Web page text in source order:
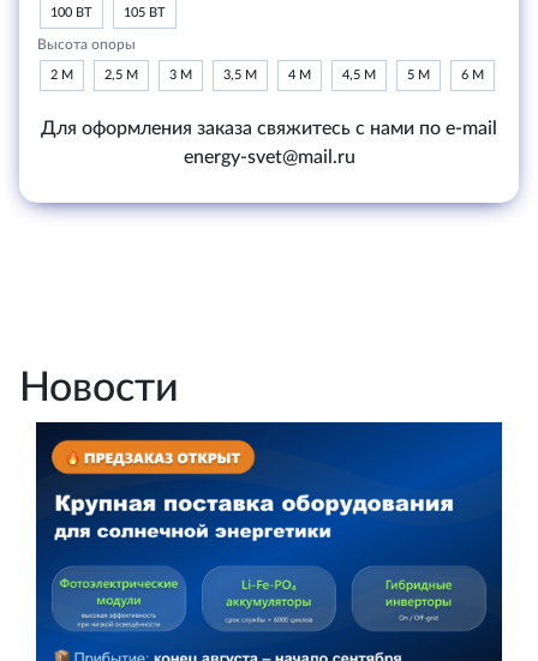
100 ВТ 105 ВТ
Высота опоры
2 М 2,5 М 3 М 3,5 М 4 М 4,5 М 5 М 6 М
Для оформления заказа свяжитесь с нами по e-mail
energy-svet@mail.ru
Новости